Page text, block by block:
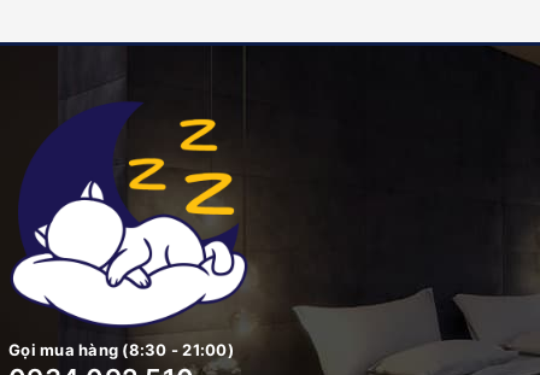
Gọi mua hàng (8:30 - 21:00)